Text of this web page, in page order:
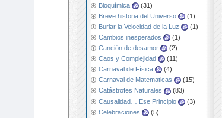
Bioquímica
(31)
Breve historia del Universo
(1)
Burlar la Velocidad de la Luz
(1)
Cambios inesperados
(1)
Canción de desamor
(2)
Caos y Complejidad
(11)
Carnaval de Física
(4)
Carnaval de Matematicas
(15)
Catástrofes Naturales
(83)
Causalidad… Ese Principio
(3)
Celebraciones
(5)